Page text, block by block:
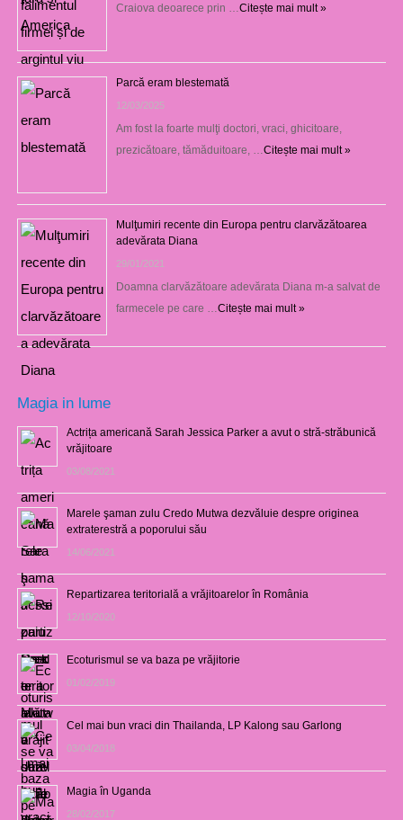
Craiova deoarece prin … Citește mai mult »
Parcă eram blestemată
12/03/2025
Am fost la foarte mulţi doctori, vraci, ghicitoare,
prezicătoare, tămăduitoare, … Citește mai mult »
Mulţumiri recente din Europa pentru clarvăzătoarea
adevărata Diana
29/01/2021
Doamna clarvăzătoare adevărata Diana m-a salvat de
farmecele pe care … Citește mai mult »
Magia in lume
Actrița americană Sarah Jessica Parker a avut o stră-străbunică
vrăjitoare
03/08/2021
Marele şaman zulu Credo Mutwa dezvăluie despre originea
extraterestră a poporului său
14/06/2021
Repartizarea teritorială a vrăjitoarelor în România
12/10/2020
Ecoturismul se va baza pe vrăjitorie
01/02/2019
Cel mai bun vraci din Thailanda, LP Kalong sau Garlong
03/04/2018
Magia în Uganda
28/02/2017